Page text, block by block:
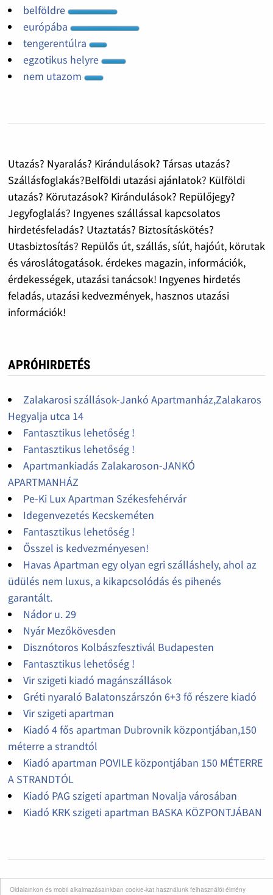
Oldalainkon és mobil alkalmazásainkban cookie-kat használunk felhasználói élmény
belföldre
európába
tengerentúlra
egzotikus helyre
nem utazom
Utazás? Nyaralás? Kirándulások? Társas utazás?
Szállásfoglakás?Belföldi utazási ajánlatok? Külföldi
utazás? Körutazások? Kirándulások? Repülőjegy?
Jegyfoglalás? Ingyenes szállással kapcsolatos
hirdetésfeladás? Utaztatás? Biztosításkötés?
Utasbiztosítás? Repülős út, szállás, síút, hajóút, körutak
és városlátogatások. érdekes magazin, információk,
érdekességek, utazási tanácsok! Ingyenes hirdetés
feladás, utazási kedvezmények, hasznos utazási
információk!
APRÓHIRDETÉS
Zalakarosi szállások-Jankó Apartmanház,Zalakaros
Hegyalja utca 14
Fantasztikus lehetőség !
Fantasztikus lehetőség !
Apartmankiadás Zalakaroson-JANKÓ
APARTMANHÁZ
Pe-Ki Lux Apartman Székesfehérvár
Idegenvezetés Kecskeméten
Fantasztikus lehetőség !
Ősszel is kedvezményesen!
Havas Apartman egy olyan egri szálláshely, ahol az
üdülés nem luxus, a kikapcsolódás és pihenés
garantált.
Nádor u. 29
Nyár Mezőkövesden
Disznótoros Kolbászfesztivál Budapesten
Fantasztikus lehetőség !
Vir szigeti kiadó magánszállások
Gréti nyaraló Balatonszárszón 6+3 fő részere kiadó
Vir szigeti apartman
Kiadó 4 fős apartman Dubrovnik központjában,150
méterre a strandtól
Kiadó apartman POVILE központjában 150 MÉTERRE
A STRANDTÓL
Kiadó PAG szigeti apartman Novalja városában
Kiadó KRK szigeti apartman BASKA KÖZPONTJÁBAN